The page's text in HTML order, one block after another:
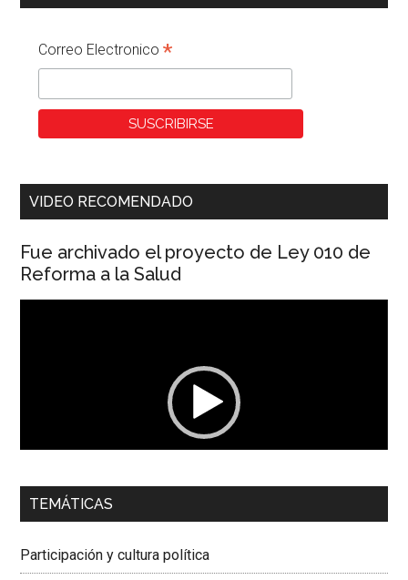
Correo Electronico*
VIDEO RECOMENDADO
Fue archivado el proyecto de Ley 010 de
Reforma a la Salud
00:00 01:04
Dra. Carolina Corcho Mejía,Presidenta Corporación
Colombiana
TEMÁTICAS
Participación y cultura política